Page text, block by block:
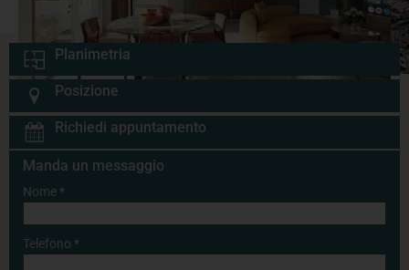
Planimetria
Posizione
Richiedi appuntamento
Manda un messaggio
Nome*
Telefono *